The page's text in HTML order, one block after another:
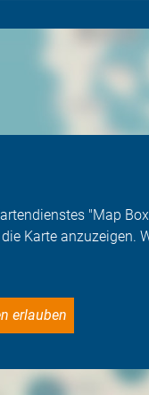
"Map
Karte anzuzeigen.
erlauben